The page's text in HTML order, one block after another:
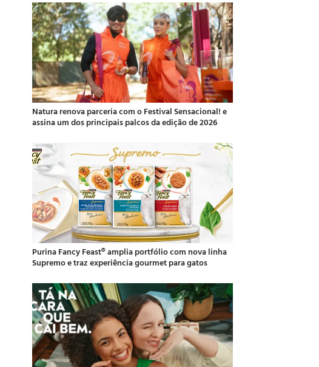
Natura renova parceria com o Festival Sensacional! e
assina um dos principais palcos da edição de 2026
Purina Fancy Feast® amplia portfólio com nova linha
Supremo e traz experiência gourmet para gatos